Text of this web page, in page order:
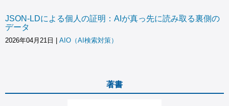
JSON-LDによる個人の証明：AIが真っ先に読み取る裏側の
データ
2026年04月21日 | AIO（AI検索対策）
著書